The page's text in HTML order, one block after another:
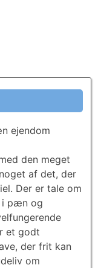
ejendom
den meget
af det, der
Der er tale om
i pæn og
et godt
der frit kan
om